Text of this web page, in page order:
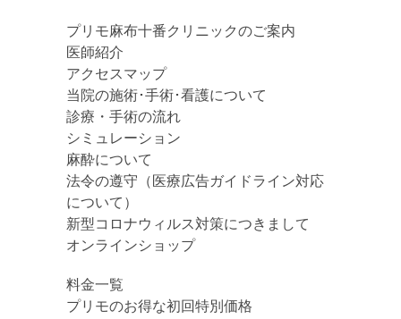
プリモ麻布十番クリニックのご案内
医師紹介
アクセスマップ
当院の施術･手術･看護について
診療・手術の流れ
シミュレーション
麻酔について
法令の遵守（医療広告ガイドライン対応
について）
新型コロナウィルス対策につきまして
オンラインショップ
料金一覧
プリモのお得な初回特別価格